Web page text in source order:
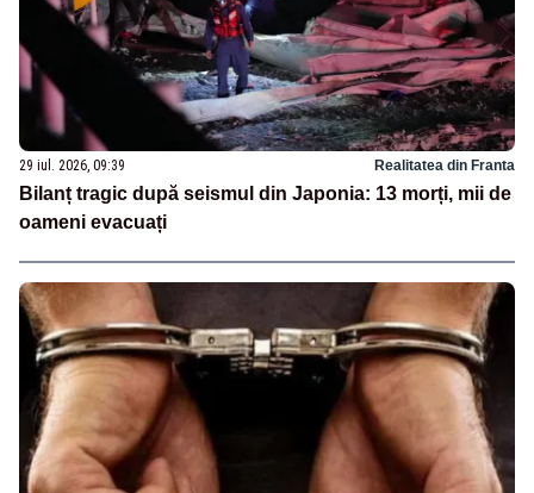
29 iul. 2026, 09:39 Realitatea din Franta
Bilanț tragic după seismul din Japonia: 13 morți, mii de
oameni evacuați